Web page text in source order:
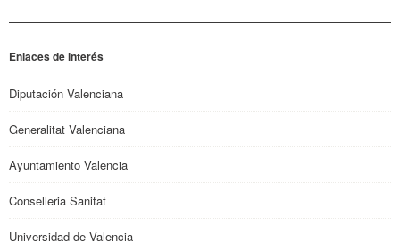
Enlaces de interés
Diputación Valenciana
Generalitat Valenciana
Ayuntamiento Valencia
Conselleria Sanitat
Universidad de Valencia